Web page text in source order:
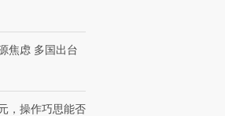
焦虑 多国出台
，操作巧思能否